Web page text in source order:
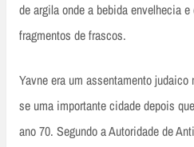
de argila onde a bebida envelhecia
fragmentos de frascos.
Yavne era um assentamento
se uma importante cidade depois
ano 70. Segundo a Autoridade de